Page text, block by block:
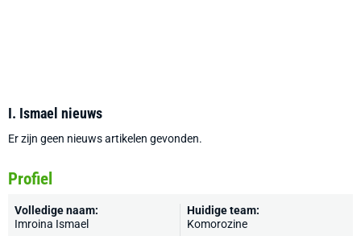
I. Ismael nieuws
Er zijn geen nieuws artikelen gevonden.
Profiel
Volledige naam:
Imroina Ismael
Huidige team:
Komorozine